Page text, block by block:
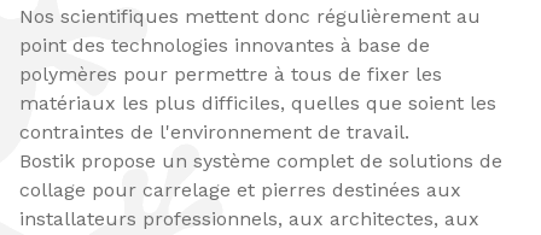
Nos scientifiques mettent donc régulièrement au
point des technologies innovantes à base de
polymères pour permettre à tous de fixer les
matériaux les plus difficiles, quelles que soient les
contraintes de l'environnement de travail.
Bostik propose un système complet de solutions de
collage pour carrelage et pierres destinées aux
installateurs professionnels, aux architectes, aux